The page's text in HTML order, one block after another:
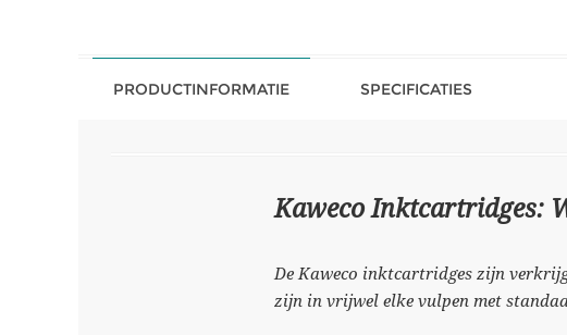
PRODUCTINFORMATIE SPECIFICATIES
Kaweco Inktcartridges:
De Kaweco inktcartridges zijn
zijn in vrijwel elke vulpen met